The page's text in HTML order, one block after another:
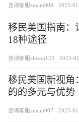
咨询客服zmcm008 2025-
移民美国指南：
18种途径
咨询客服einson123 2025-
移民美国新视角
的的多元与优势
咨询客服zmcm007 2025-